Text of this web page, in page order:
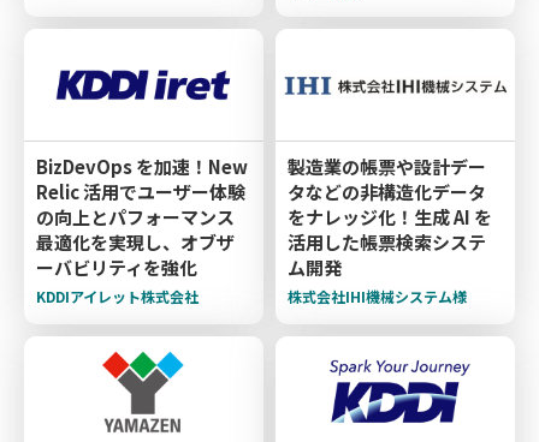
BizDevOps を加速！New
Relic 活用でユーザー体験
の向上とパフォーマンス
最適化を実現し、オブザ
ーバビリティを強化
KDDIアイレット株式会社
製造業の帳票や設計デー
タなどの非構造化データ
をナレッジ化！生成 AI を
活用した帳票検索システ
ム開発
株式会社IHI機械システム様